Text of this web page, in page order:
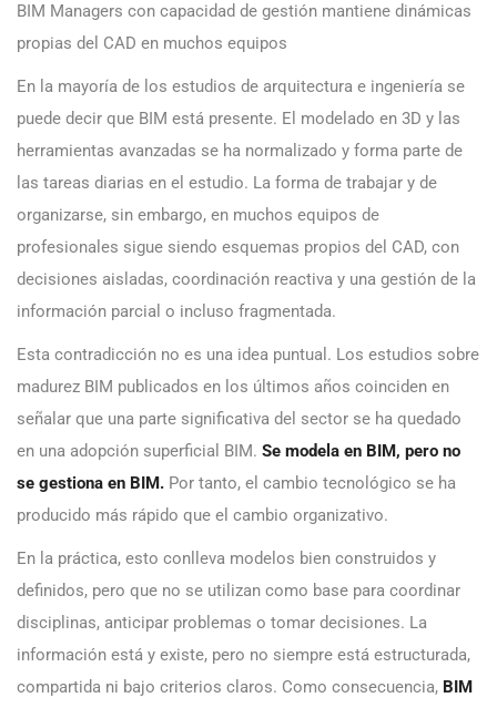
BIM Managers con capacidad de gestión mantiene dinámicas
propias del CAD en muchos equipos
En la mayoría de los estudios de arquitectura e ingeniería se
puede decir que BIM está presente. El modelado en 3D y las
herramientas avanzadas se ha normalizado y forma parte de
las tareas diarias en el estudio. La forma de trabajar y de
organizarse, sin embargo, en muchos equipos de
profesionales sigue siendo esquemas propios del CAD, con
decisiones aisladas, coordinación reactiva y una gestión de la
información parcial o incluso fragmentada.
Esta contradicción no es una idea puntual. Los estudios sobre
madurez BIM publicados en los últimos años coinciden en
señalar que una parte significativa del sector se ha quedado
en una adopción superficial BIM. Se modela en BIM, pero no
se gestiona en BIM. Por tanto, el cambio tecnológico se ha
producido más rápido que el cambio organizativo.
En la práctica, esto conlleva modelos bien construidos y
definidos, pero que no se utilizan como base para coordinar
disciplinas, anticipar problemas o tomar decisiones. La
información está y existe, pero no siempre está estructurada,
compartida ni bajo criterios claros. Como consecuencia, BIM